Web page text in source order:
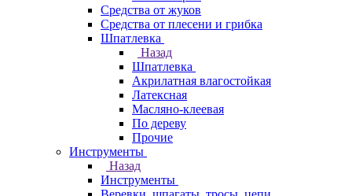
Средства от жуков
Средства от плесени и грибка
Шпатлевка
Назад
Шпатлевка
Акрилатная влагостойкая
Латексная
Масляно-клеевая
По дереву
Прочие
Инструменты
Назад
Инструменты